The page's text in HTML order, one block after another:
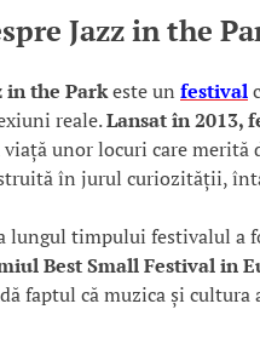
Jazz in the
in the Parkeste un festival
reale.Lansat în 2013,
viață unor locuri care
în jurul curiozității,
lungul timpului festivalul a
Best Small Festival in
faptul că muzica și